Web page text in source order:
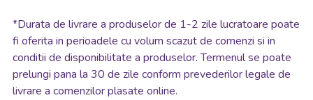
*Durata de livrare a produselor de 1-2 zile lucratoare poate
fi oferita in perioadele cu volum scazut de comenzi si in
conditii de disponibilitate a produselor. Termenul se poate
prelungi pana la 30 de zile conform prevederilor legale de
livrare a comenzilor plasate online.